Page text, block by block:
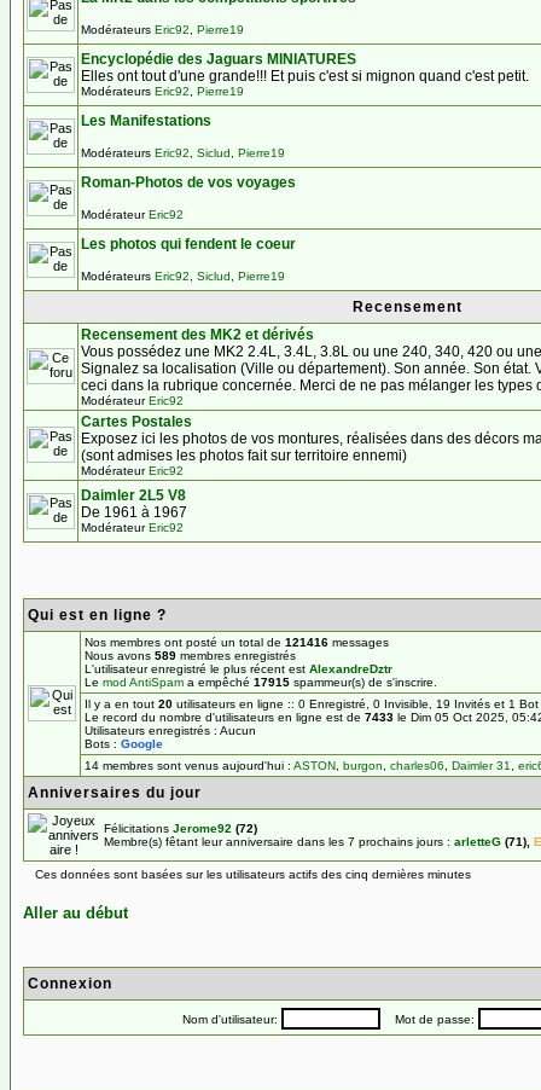
Modérateurs Eric92 Pierre19
Encyclopédie des Jaguars MINIATURES
Elles ont tout d'une grande!!! Et puis c'est si mignon quand c'est petit.
Modérateurs Eric92 Pierre19
Les Manifestations
Modérateurs Eric92 Siclud Pierre19
Roman-Photos de vos voyages
ModérateurEric92
Les photos qui fendent le coeur
Modérateurs Eric92 Siclud Pierre19
Recensement
Recensement des MK2 et dérivés
Vous possédez une MK2 2.4L, 3.4L, 3.8L ou une 240, 340, 420 ou
Signalez sa localisation (Ville ou département). Son année. Son état.
ceci dans la rubrique concernée. Merci de ne pas mélanger les types
ModérateurEric92
Cartes Postales
Exposez ici les photos de vos montures, réalisées dans des décors
(sont admises les photos fait sur territoire ennemi)
ModérateurEric92
Daimler 2L5 V8
De 1961 à 1967
ModérateurEric92
Qui est en ligne ?
Nos membres ont posté un total de 121416 messages
Nous avons 589 membres enregistrés
L'utilisateur enregistré le plus récent est AlexandreDztr
Le mod AntiSpam a empêché 17915 spammeur(s) de s'inscrire.
Il y a en tout 20 utilisateurs en ligne :: 0 Enregistré, 0 Invisible, 19 Invités et 1
Le record du nombre d'utilisateurs en ligne est de 7433 le Dim 05 Oct 2025,
Utilisateurs enregistrés : Aucun
Bots : Google
14 membres sont venus aujourd'hui : ASTON burgon charles06 Daimler 31
Anniversaires du jour
Félicitations Jerome92 (72)
Membre(s) fêtant leur anniversaire dans les 7 prochains jours : arletteG (71),
Ces données sont basées sur les utilisateurs actifs des cinq dernières minutes
Aller au début
Connexion
Nom d'utilisateur: Mot de passe: